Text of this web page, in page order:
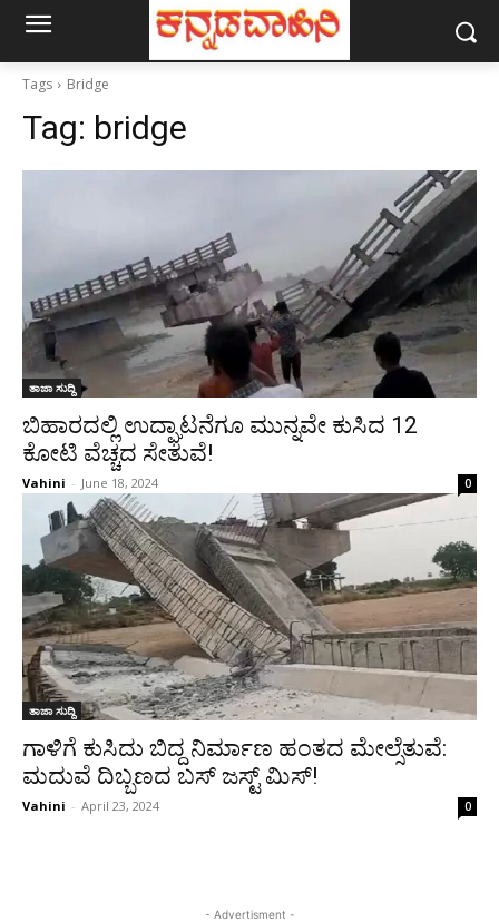
Tags Bridge
Tag: bridge
ತಾಜಾ ಸುದ್ದಿ
ಬಿಹಾರದಲ್ಲಿ ಉದ್ಘಾಟನೆಗೂ ಮುನ್ನವೇ ಕುಸಿದ 12
ಕೋಟಿ ವೆಚ್ಚದ ಸೇತುವೆ!
Vahini - June 18, 2024 0
ತಾಜಾ ಸುದ್ದಿ
ಗಾಳಿಗೆ ಕುಸಿದು ಬಿದ್ದ ನಿರ್ಮಾಣ ಹಂತದ ಮೇಲ್ಸೆತುವೆ:
ಮದುವೆ ದಿಬ್ಬಣದ ಬಸ್ ಜಸ್ಟ್ ಮಿಸ್!
Vahini - April 23, 2024 0
- Advertisment -